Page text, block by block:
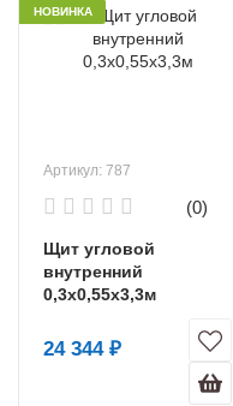
НОВИНКА
Артикул: 787
(0)
Щит угловой
внутренний
0,3х0,55х3,3м
24 344 ₽